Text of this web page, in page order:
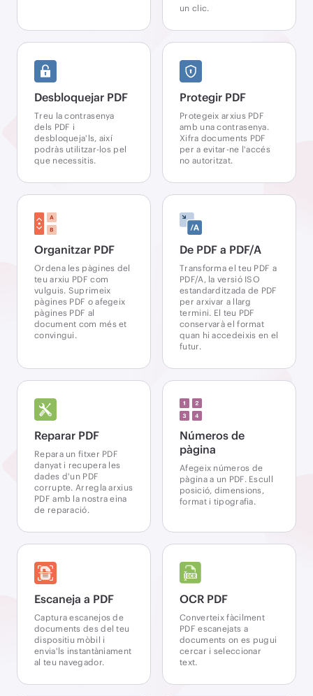
un clic.
Desbloquejar PDF
Treu la contrasenya
dels PDF i
desbloqueja'ls, així
podràs utilitzar-los pel
que necessitis.
Protegir PDF
Protegeix arxius PDF
amb una contrasenya.
Xifra documents PDF
per a evitar-ne l'accés
no autoritzat.
Organitzar PDF
Ordena les pàgines del
teu arxiu PDF com
vulguis. Suprimeix
pàgines PDF o afegeix
pàgines PDF al
document com més et
convingui.
De PDF a PDF/A
Transforma el teu PDF a
PDF/A, la versió ISO
estandarditzada de PDF
per arxivar a llarg
termini. El teu PDF
conservarà el format
quan hi accedeixis en el
futur.
Reparar PDF
Repara un fitxer PDF
danyat i recupera les
dades d'un PDF
corrupte. Arregla arxius
PDF amb la nostra eina
de reparació.
Números de
pàgina
Afegeix números de
pàgina a un PDF. Escull
posició, dimensions,
format i tipografia.
Escaneja a PDF
Captura escanejos de
documents des del teu
dispositiu mòbil i
envia'ls instantàniament
al teu navegador.
OCR PDF
Converteix fàcilment
PDF escanejats a
documents on es pugui
cercar i seleccionar
text.